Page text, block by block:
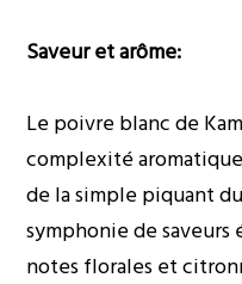
Saveur et arôme:
Le poivre blanc de
complexité
de la simple piquant
symphonie de
notes florales et